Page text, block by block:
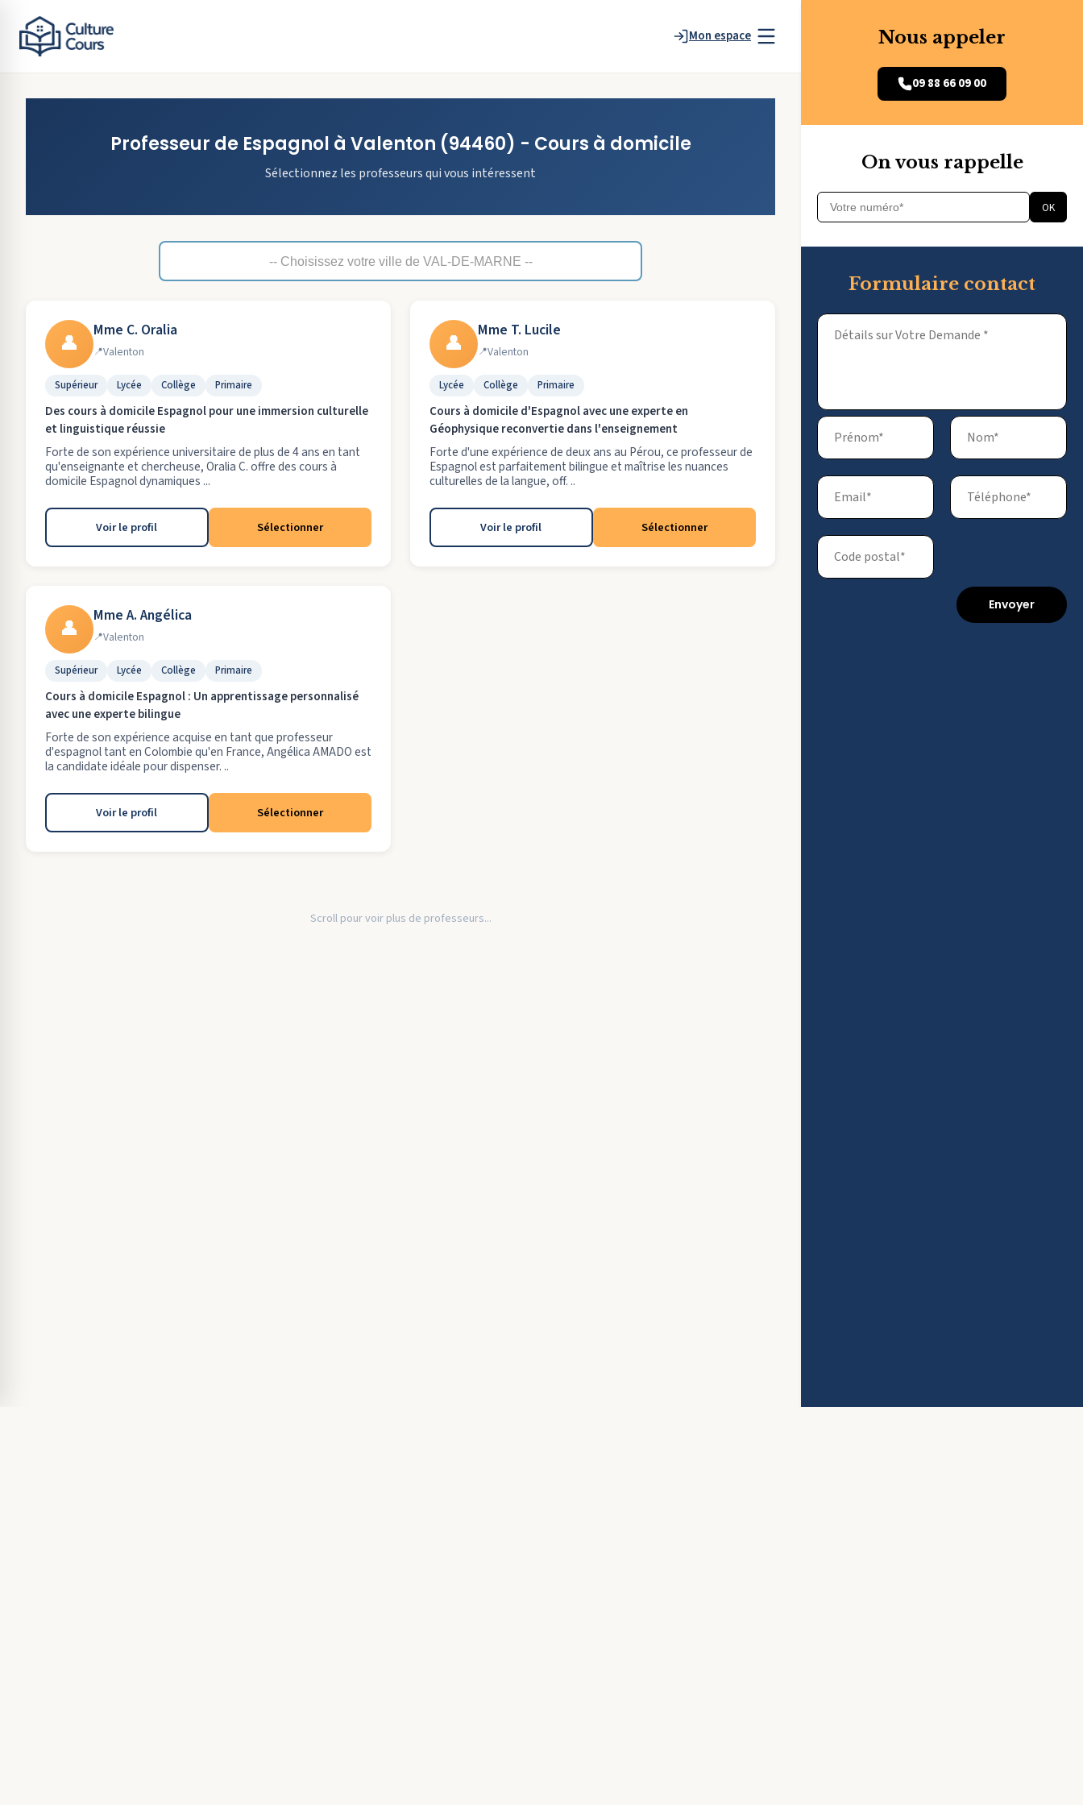
Mon espace
Professeur de Espagnol à Valenton (94460) - Cours à domicile
Sélectionnez les professeurs qui vous intéressent
👤 Mme C. Oralia
Valenton
Supérieur Lycée Collège Primaire
Des cours à domicile Espagnol pour une immersion culturelle
et linguistique réussie
Forte de son expérience universitaire de plus de 4 ans en tant
qu'enseignante et chercheuse, Oralia C. offre des cours à
domicile Espagnol dynamiques ...
Voir le profil Sélectionner
👤 Mme T. Lucile
Valenton
Lycée Collège Primaire
Cours à domicile d'Espagnol avec une experte en
Géophysique reconvertie dans l'enseignement
Forte d'une expérience de deux ans au Pérou, ce professeur de
Espagnol est parfaitement bilingue et maîtrise les nuances
culturelles de la langue, off. ..
Voir le profil Sélectionner
👤 Mme A. Angélica
Valenton
Supérieur Lycée Collège Primaire
Cours à domicile Espagnol : Un apprentissage personnalisé
avec une experte bilingue
Forte de son expérience acquise en tant que professeur
d'espagnol tant en Colombie qu'en France, Angélica AMADO est
la candidate idéale pour dispenser. ..
Voir le profil Sélectionner
Scroll pour voir plus de professeurs...
Nous appeler
09 88 66 09 00
On vous rappelle
OK
Formulaire contact
Envoyer